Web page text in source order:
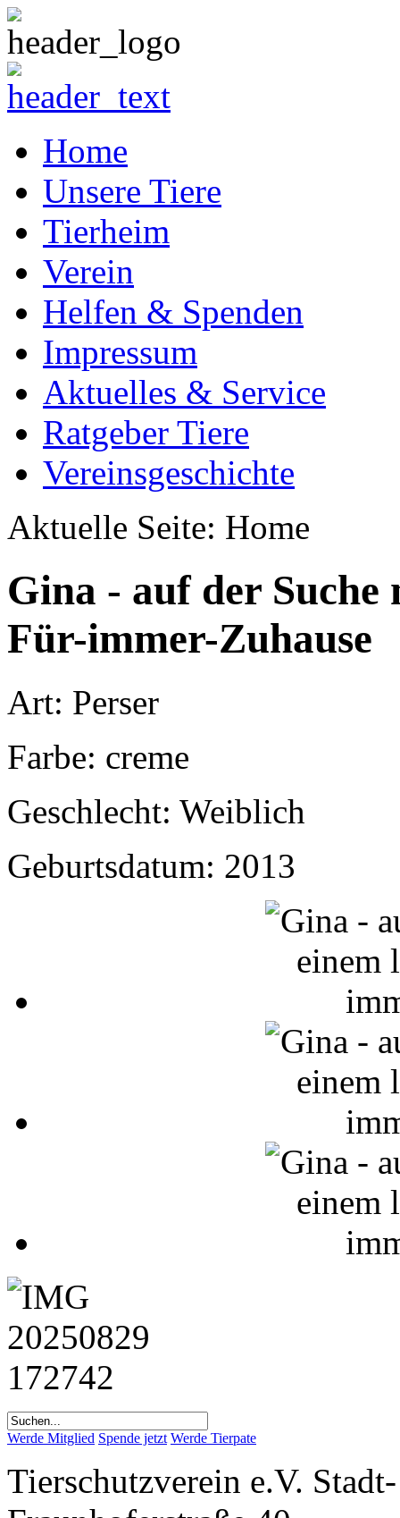
Home
Unsere Tiere
Tierheim
Verein
Helfen & Spenden
Impressum
Aktuelles & Service
Ratgeber Tiere
Vereinsgeschichte
Aktuelle Seite: Home
Gina - auf der Suche
Für-immer-Zuhause
Art: Perser
Farbe: creme
Geschlecht: Weiblich
Geburtsdatum: 2013
Werde Mitglied Spende jetzt Werde Tierpate
Tierschutzverein e.V.